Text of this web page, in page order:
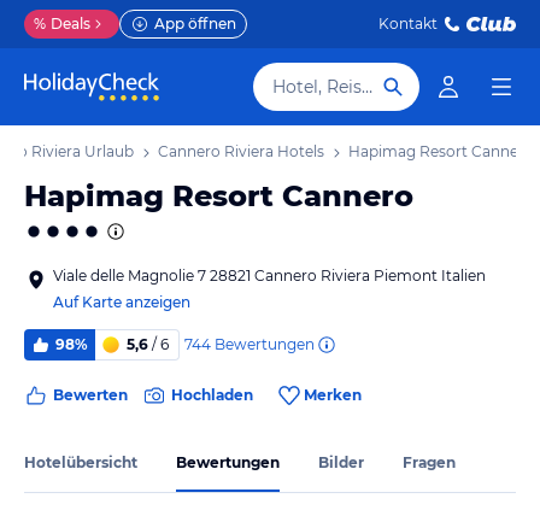
% Deals App öffnen Kontakt
Hotel, Reiseziel
Riviera Urlaub Cannero Riviera Hotels Hapimag Resort Cannero
Hapimag Resort Cannero
Viale delle Magnolie 7 28821 Cannero Riviera Piemont Italien
Auf Karte anzeigen
98% 5,6 / 6 744 Bewertungen
Bewerten Hochladen Merken
Hotelübersicht Bewertungen Bilder Fragen